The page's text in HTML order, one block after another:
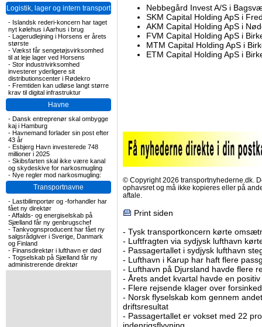
Logistik, lager og intern transport
- Islandsk rederi-koncern har taget
nyt kølehus i Aarhus i brug
- Lagerudlejning i Horsens er årets
største
- Vækst får sengetøjsvirksomhed
til at leje lager ved Horsens
- Stor industrivirksomhed
investerer yderligere sit
distributionscenter i Rødekro
- Fremtiden kan udløse langt større
krav til digital infrastruktur
Havne
- Dansk entreprenør skal ombygge
kaj i Hamburg
- Havnemand forlader sin post efter
43 år
- Esbjerg Havn investerede 748
millioner i 2025
- Skibsfarten skal ikke være kanal
og skydeskive for narkosmugling
- Nye regler mod narkosmugling:
Transportnavne
- Lastbilimportør og -forhandler har
fået ny direktør
-Affalds- og energiselskab på
Sjælland får ny genbrugschef
- Tankvognsproducent har fået ny
salgsrådgiver i Sverige, Danmark
og Finland
- Finansdirektør i lufthavn er død
- Togselskab på Sjælland får ny
administrerende direktør
Nebbegård Invest A/S i
SKM Capital Holding ApS i
AKM Capital Holding ApS i
FVM Capital Holding ApS i
MTM Capital Holding ApS i
ETM Capital Holding ApS i
© Copyright 2026 transportnyhederne.dk.
ophavsret og må ikke kopieres eller på
aftale.
Print siden
- Tysk transportkoncern kørte
- Luftfragten via sydjysk lufthavn
- Passagertallet i sydjysk lufthavn
- Lufthavn i Karup har haft flere
- Lufthavn på Djursland havde flere
- Årets andet kvartal havde en
- Flere rejsende klager over
- Norsk flyselskab kom gennem
driftsresultat
- Passagertallet er vokset med 22